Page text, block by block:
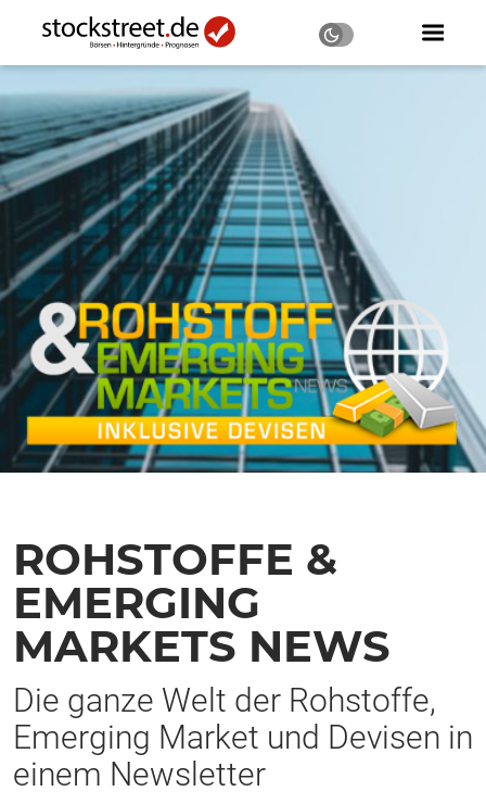
ROHSTOFFE &
EMERGING
MARKETS NEWS
Die ganze Welt der Rohstoffe,
Emerging Market und Devisen in
einem Newsletter